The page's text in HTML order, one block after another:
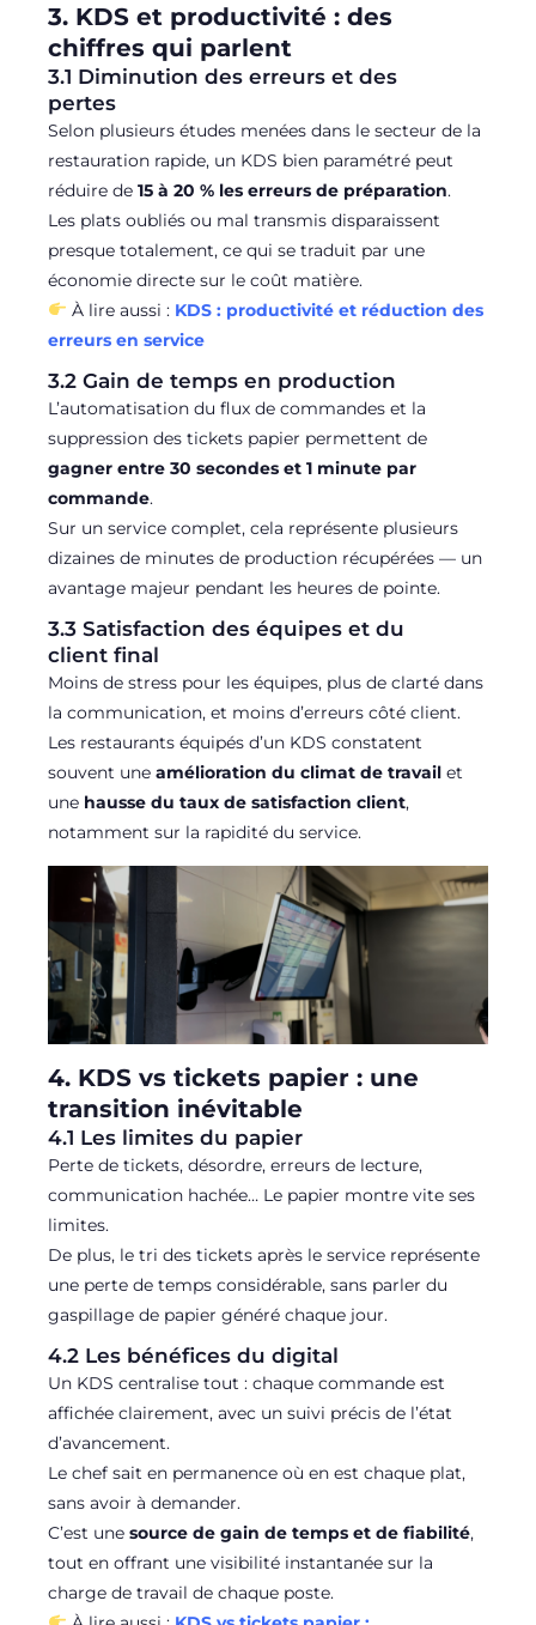
3. KDS et productivité : des
chiffres qui parlent
3.1 Diminution des erreurs et des
pertes
Selon plusieurs études menées dans le secteur de la
restauration rapide, un KDS bien paramétré peut
réduire de15 à 20 % les erreurs de préparation.
Les plats oubliés ou mal transmis disparaissent
presque totalement, ce qui se traduit par une
économie directe sur le coût matière.
À lire aussi : KDS : productivité et réduction des
erreurs en service
3.2 Gain de temps en production
L’automatisation du flux de commandes et la
suppression des tickets papier permettent de
gagner entre 30 secondes et 1 minute par
commande.
Sur un service complet, cela représente plusieurs
dizaines de minutes de production récupérées — un
avantage majeur pendant les heures de pointe.
3.3 Satisfaction des équipes et du
client final
Moins de stress pour les équipes, plus de clarté dans
la communication, et moins d’erreurs côté client.
Les restaurants équipés d’un KDS constatent
souvent uneamélioration du climat de travail et
une hausse du taux de satisfaction client,
notamment sur la rapidité du service.
4. KDS vs tickets papier : une
transition inévitable
4.1 Les limites du papier
Perte de tickets, désordre, erreurs de lecture,
communication hachée… Le papier montre vite ses
limites.
De plus, le tri des tickets après le service représente
une perte de temps considérable, sans parler du
gaspillage de papier généré chaque jour.
4.2 Les bénéfices du digital
Un KDS centralise tout : chaque commande est
affichée clairement, avec un suivi précis de l’état
d’avancement.
Le chef sait en permanence où en est chaque plat,
sans avoir à demander.
C’est unesource de gain de temps et de fiabilité,
tout en offrant une visibilité instantanée sur la
charge de travail de chaque poste.